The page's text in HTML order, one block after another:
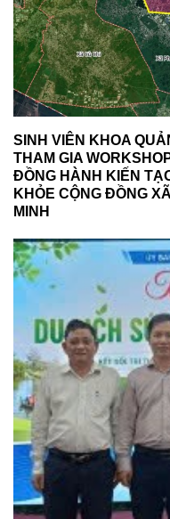
SINH VIÊN KHOA
THAM GIA
ĐỒNG HÀNH KIẾN
KHỎE CỘNG ĐỒNG
MINH